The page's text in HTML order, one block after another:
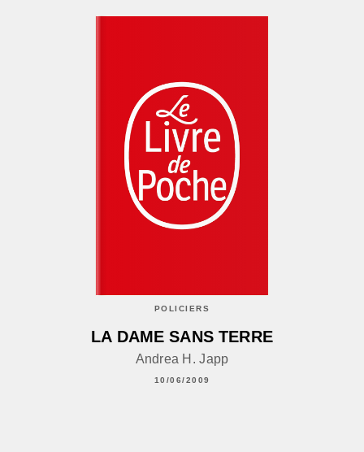
POLICIERS
LA DAME SANS TERRE
Andrea H. Japp
10/06/2009